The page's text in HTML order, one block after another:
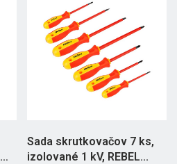
Sada skrutkovačov 7 ks,
izolované 1 kV, REBEL...